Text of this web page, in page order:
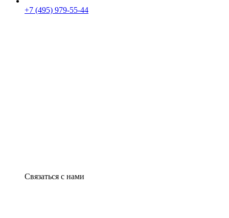
+7 (495) 979-55-44
Связаться с нами